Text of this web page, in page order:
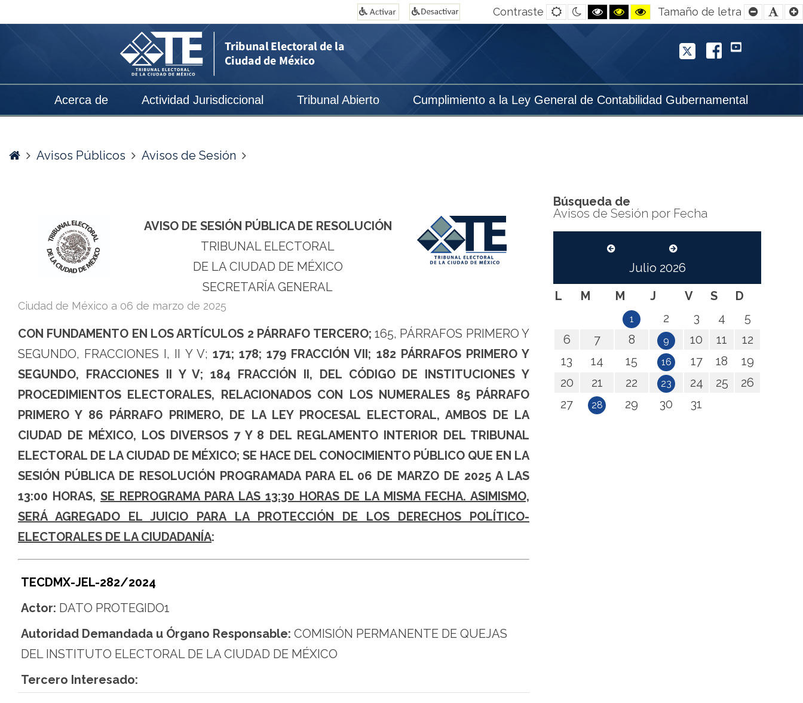
DE
DEL
hora)
Tribunal
Electoral
Ciudad
México
Contraste
Default
contrast
Night
contrast
Black
and
Black
and
Yellow
and
contrast
Tamaño de letra
Smaller
FontFont
Acerca de Actividad Jurisdiccional Tribunal Abierto Cumplimiento a la Ley General de Contabilidad Gubernamental
Twitter
Facebook
YouTube
HomeAvisos Públicos Avisos de Sesión
AVISO DE SESIÓN PÚBLICA DE RESOLUCIÓN
TRIBUNAL ELECTORAL
DE LA CIUDAD DE MÉXICO
SECRETARÍA GENERAL
Ciudad de México a 06 de marzo de 2025
CON FUNDAMENTO EN LOS ARTÍCULOS 2 PÁRRAFO TERCERO; 165, PÁRRAFOS PRIMERO Y
SEGUNDO, FRACCIONES I, II Y V; 171; 178; 179 FRACCIÓN VII; 182 PÁRRAFOS PRIMERO Y
SEGUNDO, FRACCIONES II Y V; 184 FRACCIÓN II, DEL CÓDIGO DE INSTITUCIONES Y
PROCEDIMIENTOS ELECTORALES, RELACIONADOS CON LOS NUMERALES 85 PÁRRAFO
PRIMERO Y 86 PÁRRAFO PRIMERO, DE LA LEY PROCESAL ELECTORAL, AMBOS DE LA
CIUDAD DE MÉXICO, LOS DIVERSOS 7 Y 8 DEL REGLAMENTO INTERIOR DEL TRIBUNAL
ELECTORAL DE LA CIUDAD DE MÉXICO; SE HACE DEL CONOCIMIENTO PÚBLICO QUE EN LA
SESIÓN PÚBLICA DE RESOLUCIÓN PROGRAMADA PARA EL 06 DE MARZO DE 2025 A LAS
13:00 HORAS, SE REPROGRAMA PARA LAS 13:30 HORAS DE LA MISMA FECHA. ASIMISMO,
SERÁ AGREGADO EL JUICIO PARA LA PROTECCIÓN DE LOS DERECHOS POLÍTICO-
ELECTORALES DE LA CIUDADANÍA:
TECDMX-JEL-282/2024
Actor: DATO PROTEGIDO1
Autoridad Demandada u Órgano Responsable: COMISIÓN PERMANENTE DE QUEJAS
DEL INSTITUTO ELECTORAL DE LA CIUDAD DE MÉXICO
Tercero Interesado:
Búsqueda de
Avisos de Sesión por Fecha
Julio 2026
L
M M J V S D
1 2 3 4
5
6
7 8 9 10 11
12
13
14 15 16 17 18
19
20
21 22 23 24 25
26
27
28 29 30 31